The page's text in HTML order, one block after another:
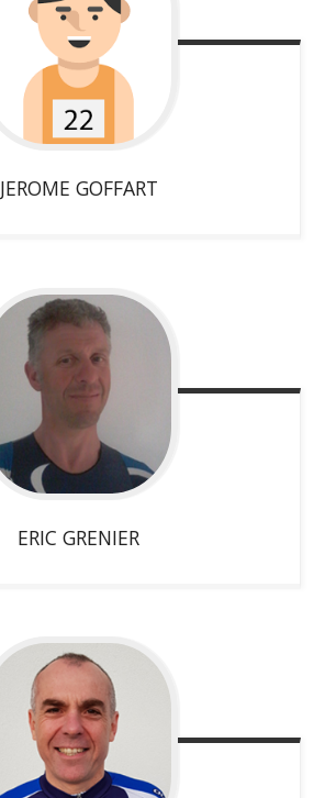
JEROME GOFFART
ERIC GRENIER